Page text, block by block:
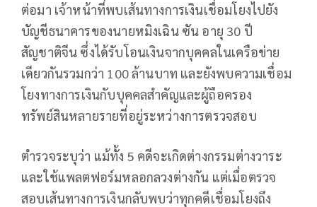
ต่อมา เจ้าหน้าที่พบเส้นทางการเงินเชื่อมโยงไปยัง
บัญชีธนาคารของนายหมิงเฉิน ซัน อายุ 30 ปี
สัญชาติจีน ซึ่งได้รับโอนเงินจากบุคคลในเครือข่าย
เดียวกันรวมกว่า 100 ล้านบาท และยังพบความเชื่อม
โยงทางการเงินกับบุคคลสำคัญและผู้ถือครอง
ทรัพย์สินหลายรายที่อยู่ระหว่างการตรวจสอบ
ตำรวจระบุว่า แม้ทั้ง 5 คดีจะเกิดต่างกรรมต่างวาระ
และใช้แพลตฟอร์มหลอกลวงต่างกัน แต่เมื่อตรวจ
สอบเส้นทางการเงินกลับพบว่าทุกคดีเชื่อมโยงถึง